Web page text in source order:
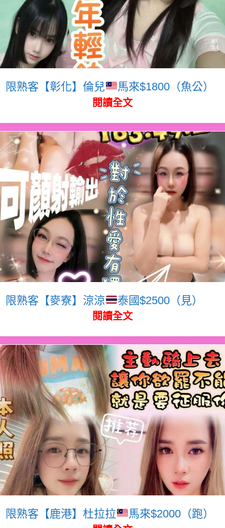
限熟客【彰化】倫兒 馬來$1800（魚公）
閱讀全文
限熟客【麥寮】涼涼 泰國$2500（見）
閱讀全文
限熟客【鹿港】杜拉拉 馬來$2000（跑）